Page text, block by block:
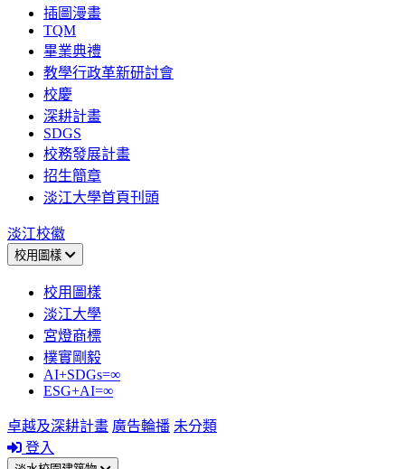
插圖漫畫
TQM
畢業典禮
教學行政革新研討會
校慶
深耕計畫
SDGS
校務發展計畫
招生簡章
淡江大學首頁刊頭
淡江校徽
校用圖樣
校用圖樣
淡江大學
宮燈商標
樸實剛毅
AI+SDGs=∞
ESG+AI=∞
卓越及深耕計畫 廣告輪播 未分類
登入